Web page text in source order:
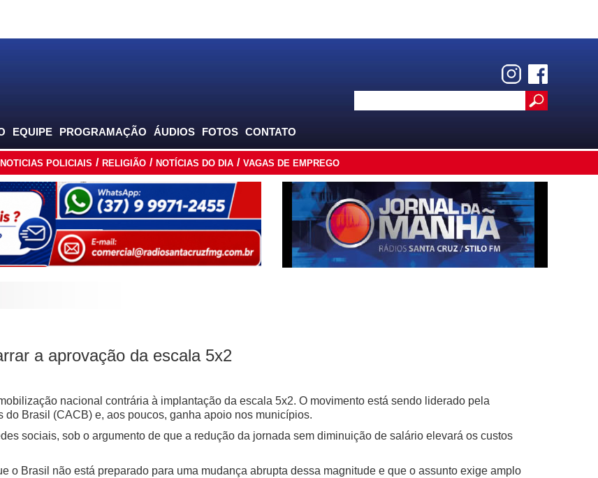
EQUIPE PROGRAMAÇÃO ÁUDIOS FOTOS CONTATO
NOTICIAS POLICIAIS RELIGIÃO NOTÍCIAS DO DIA VAGAS DE EMPREGO
a aprovação da escala 5x2
nacional contrária à implantação da escala 5x2. O movimento está sendo liderado pela
Brasil (CACB) e, aos poucos, ganha apoio nos municípios.
sociais, sob o argumento de que a redução da jornada sem diminuição de salário elevará os custos
o Brasil não está preparado para uma mudança abrupta dessa magnitude e que o assunto exige amplo